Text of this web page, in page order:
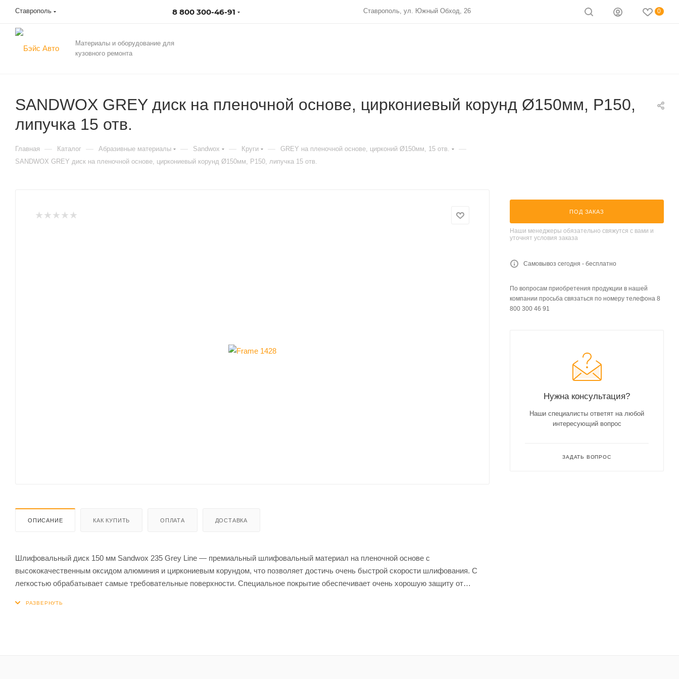
Ставрополь 8 800 300-46-91 Ставрополь, ул. Южный Обход, 26 0
Материалы и оборудование для
кузовного ремонта
SANDWOX GREY диск на пленочной основе, циркониевый корунд Ø150мм, Р150,
липучка 15 отв.
Главная — Каталог — Абразивные материалы — Sandwox — Круги — GREY на пленочной основе, цирконий Ø150мм, 15 отв. —
SANDWOX GREY диск на пленочной основе, циркониевый корунд Ø150мм, Р150, липучка 15 отв.
ОПИСАНИЕ КАК КУПИТЬ ОПЛАТА ДОСТАВКА
Шлифовальный диск 150 мм Sandwox 235 Grey Line — премиальный шлифовальный материал на пленочной основе с
высококачественным оксидом алюминия и циркониевым корундом, что позволяет достичь очень быстрой скорости шлифования. С
легкостью обрабатывает самые требовательные поверхности. Специальное покрытие обеспечивает очень хорошую защиту от
ПОД ЗАКАЗ
Наши менеджеры обязательно свяжутся с вами и
уточнят условия заказа
Самовывоз сегодня - бесплатно
По вопросам приобретения продукции в нашей
компании просьба связаться по номеру телефона 8
800 300 46 91
Нужна консультация?
Наши специалисты ответят на любой
интересующий вопрос
ЗАДАТЬ ВОПРОС